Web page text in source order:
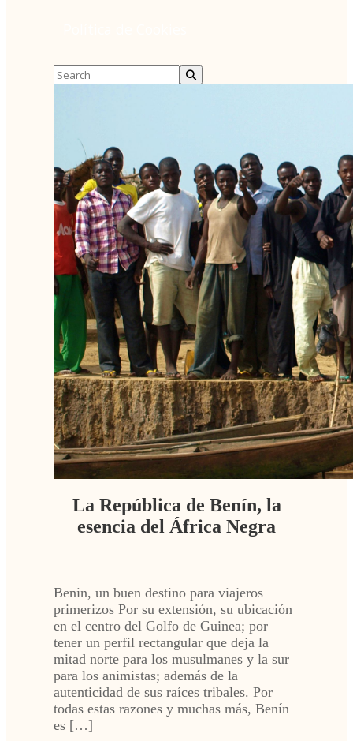
La República de Benín, la
esencia del África Negra
Benin, un buen destino para viajeros
primerizos Por su extensión, su ubicación
en el centro del Golfo de Guinea; por
tener un perfil rectangular que deja la
mitad norte para los musulmanes y la sur
para los animistas; además de la
autenticidad de sus raíces tribales. Por
todas estas razones y muchas más, Benín
es […]